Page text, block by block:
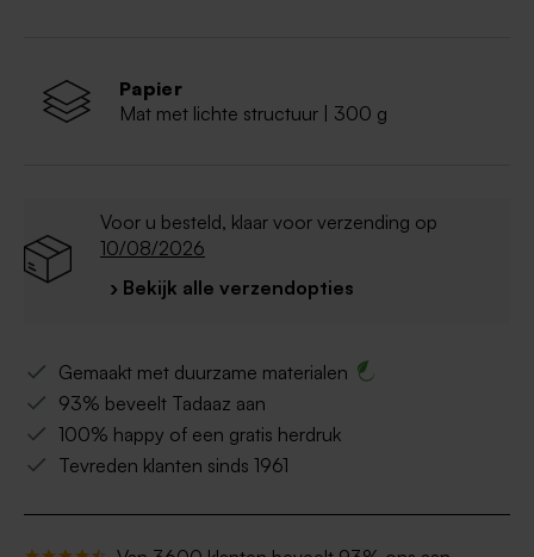
Papier
Mat met lichte structuur | 300 g
Voor u besteld, klaar voor verzending op
10/08/2026
› Bekijk alle verzendopties
Gemaakt met duurzame materialen
93% beveelt Tadaaz aan
100% happy of een gratis herdruk
Tevreden klanten sinds 1961